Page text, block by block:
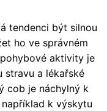
tendenci být silnou
ho ve správném
aktivity je
stravu a lékařské
cob je náchylný k
k výskytu